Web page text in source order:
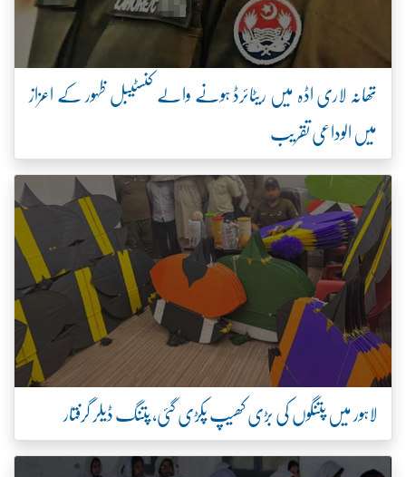
تھانہ لاری اڈہ میں ریٹائرڈ ہونے والے کنسٹیبل ظہور کے اعزاز
میں الوداعی تقریب
لاہور میں پتنگوں کی بڑی کھیپ پکڑی گئی، پتنگ ڈیلر گرفتار